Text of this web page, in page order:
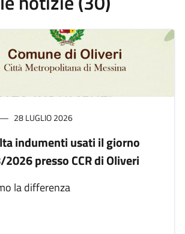
28 LUGLIO 2026
indumenti usati il giorno
presso CCR di Oliveri
la differenza